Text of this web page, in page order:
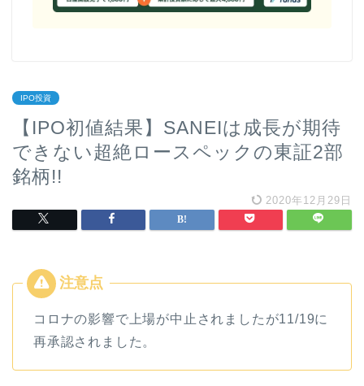
IPO投資
【IPO初値結果】SANEIは成長が期待
できない超絶ロースペックの東証2部
銘柄!!
2020年12月29日
コロナの影響で上場が中止されましたが11/19に
再承認されました。